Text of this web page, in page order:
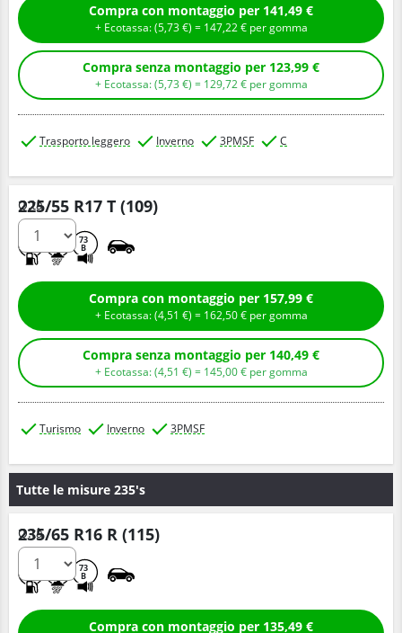
Compra con montaggio per 141,49 €
+ Ecotassa: (5,73€ ) = 147,22€ per gomma
Compra senza montaggio per 123,99 €
+ Ecotassa: (5,73 € ) = 129,72€ per gomma
Trasporto leggero Inverno 3PMSF C
225/55 R17 T (109)
73
B
Q.tà
Compra con montaggio per 157,99 €
+ Ecotassa: (4,51 € ) = 162,50€ per gomma
Compra senza montaggio per 140,49 €
+ Ecotassa: (4,51 € ) = 145,00€ per gomma
Turismo Inverno 3PMSF
Tutte le misure 235's
235/65 R16 R (115)
73
B
Q.tà
Compra con montaggio per 135,49 €